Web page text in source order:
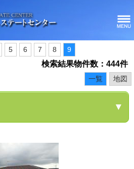
5 6 7 8 9
検索結果物件数：444件
地図
一覧
▼